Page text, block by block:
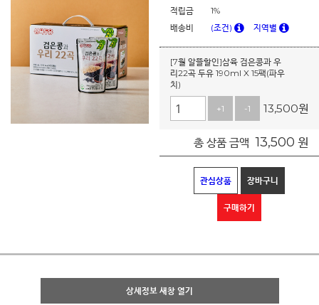
적립금
1%
배송비
(조건) 지역별
[7월 알뜰할인]삼육 검은콩과 우
리22곡 두유 190ml X 15팩(파우
치)
+1 -1 13,500원
총 상품 금액 13,500 원
관심상품 장바구니
구매하기
상세정보 새창 열기